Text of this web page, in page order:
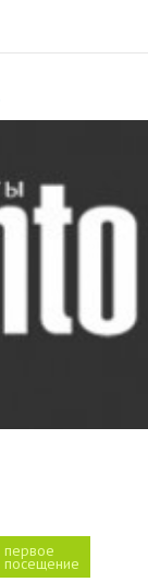
первое
посещение